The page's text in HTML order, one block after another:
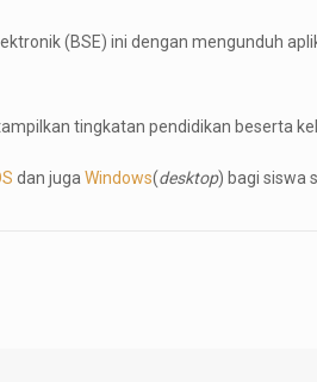
(BSE) ini dengan mengunduh
tingkatan pendidikan beserta
dan jugaWindows(desktop) bagi siswa